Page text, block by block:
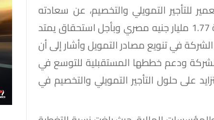
للتأجير التمويلي والتخصيم، عن سعادته
بإتمام الإصدار الاول من برنامج سندات التوريق بقيمة 1.77 مليار جنيه مصري وبأجل استحقاق يمتد
في تنويع مصادر التمويل وأشار إلى أن
ودعم خططها المستقبلية للتوسع في
على حلول التأجير التمويلي والتخصيم في